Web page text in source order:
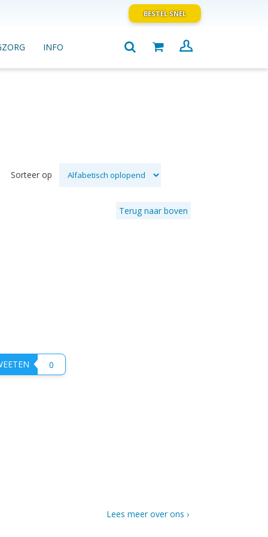
BESTEL SNEL
INFO
Sorteer op
Terug naar boven
0
Lees meer over ons ›